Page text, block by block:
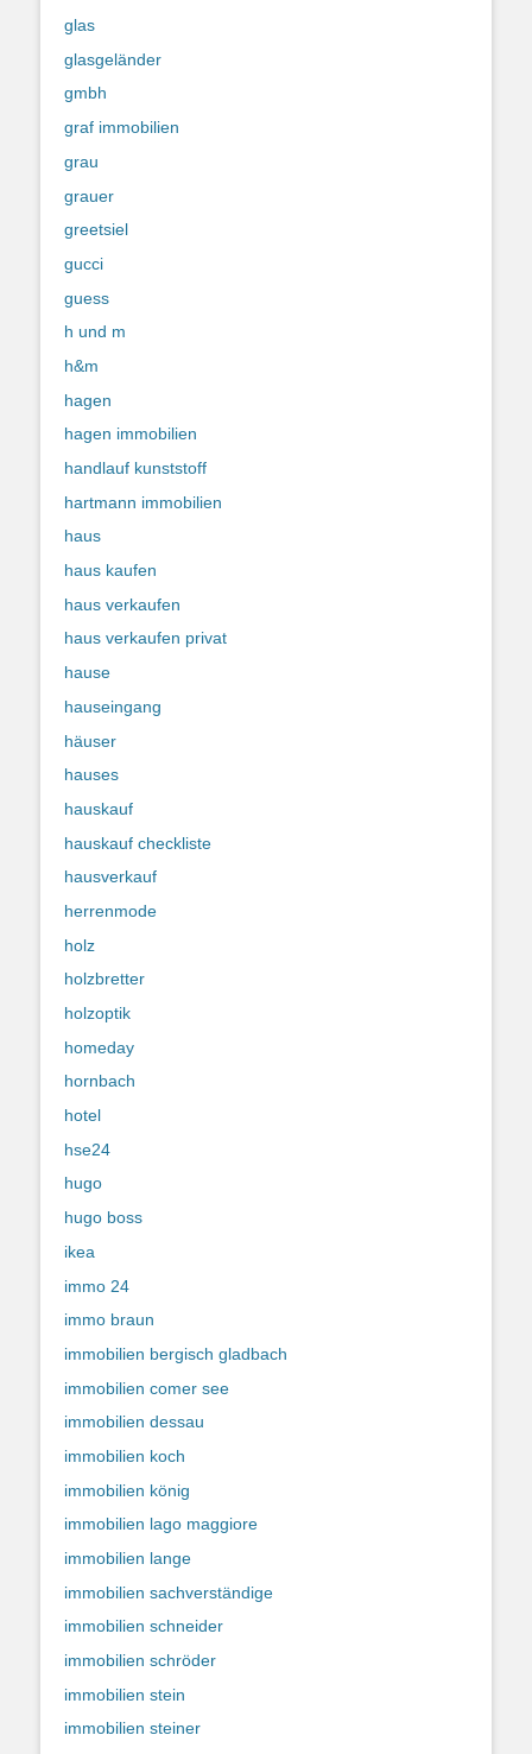
glas
glasgeländer
gmbh
graf immobilien
grau
grauer
greetsiel
gucci
guess
h und m
h&m
hagen
hagen immobilien
handlauf kunststoff
hartmann immobilien
haus
haus kaufen
haus verkaufen
haus verkaufen privat
hause
hauseingang
häuser
hauses
hauskauf
hauskauf checkliste
hausverkauf
herrenmode
holz
holzbretter
holzoptik
homeday
hornbach
hotel
hse24
hugo
hugo boss
ikea
immo 24
immo braun
immobilien bergisch gladbach
immobilien comer see
immobilien dessau
immobilien koch
immobilien könig
immobilien lago maggiore
immobilien lange
immobilien sachverständige
immobilien schneider
immobilien schröder
immobilien stein
immobilien steiner